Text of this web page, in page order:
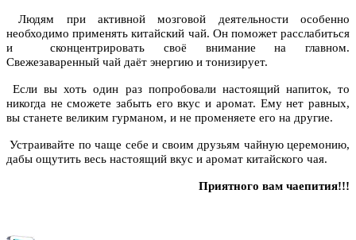
Людям при активной мозговой деятельности особенно
необходимо применять китайский чай. Он поможет расслабиться
и сконцентрировать своё внимание на главном.
Свежезаваренный чай даёт энергию и тонизирует.
Если вы хоть один раз попробовали настоящий напиток, то
никогда не сможете забыть его вкус и аромат. Ему нет равных,
вы станете великим гурманом, и не променяете его на другие.
Устраивайте по чаще себе и своим друзьям чайную церемонию,
дабы ощутить весь настоящий вкус и аромат китайского чая.
Приятного вам чаепития!!!